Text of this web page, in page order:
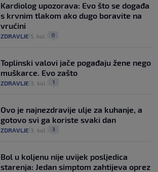
Kardiolog upozorava: Evo što se događa
s krvnim tlakom ako dugo boravite na
vrućini
ZDRAVLJE 5. kol. 0
Toplinski valovi jače pogađaju žene nego
muškarce. Evo zašto
ZDRAVLJE 3. kol. 1
Ovo je najnezdravije ulje za kuhanje, a
gotovo svi ga koriste svaki dan
ZDRAVLJE 3. kol. 3
Bol u koljenu nije uvijek posljedica
starenja: Jedan simptom zahtijeva oprez